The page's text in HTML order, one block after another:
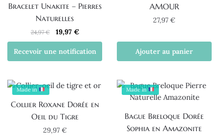
Bracelet Unakite – Pierres
Naturelles
24,97€
Le
prix
initial
était :
19,97 €Le
prix
actuel
est :
Recevoir une notification
AMOUR
27,97€
Ajouter au panier
Made in
Collier Roxane Dorée en
Oeil du Tigre
29,97€
Made in
Bague Breloque Dorée
Sophia en Amazonite